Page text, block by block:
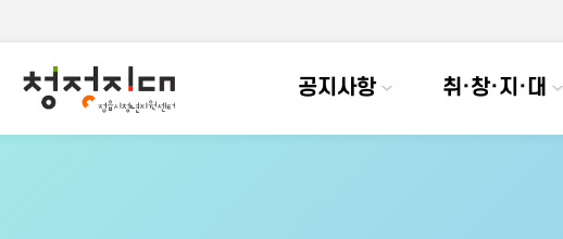
공지사항 취·창·지·대